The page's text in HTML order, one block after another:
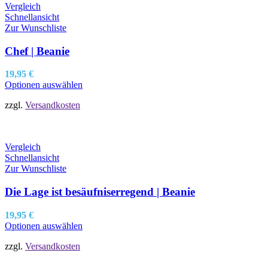
Vergleich
Schnellansicht
Zur Wunschliste
Chef | Beanie
19,95 €
Optionen auswählen
zzgl. Versandkosten
Vergleich
Schnellansicht
Zur Wunschliste
Die Lage ist besäufniserregend | Beanie
19,95 €
Optionen auswählen
zzgl. Versandkosten